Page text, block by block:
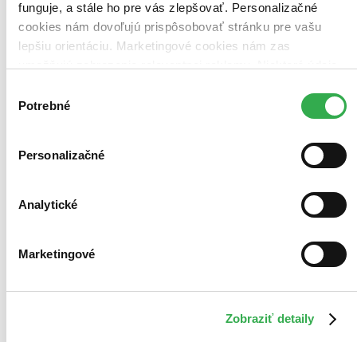
funguje, a stále ho pre vás zlepšovať. Personalizačné
cookies nám dovoľujú prispôsobovať stránku pre vašu
lepšiu orientáciu. Marketingové cookies nám zas
keby sme mohli používať všetky tieto cookies. Ďakujeme!
súhlasu
Potrebné
Personalizačné
Analytické
Marketingové
Zobraziť detaily
CZ